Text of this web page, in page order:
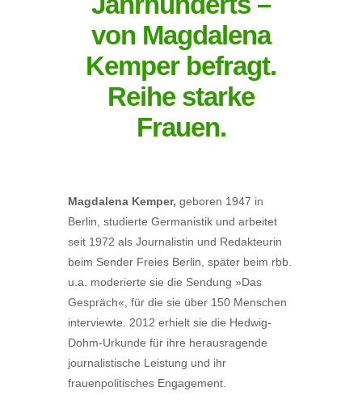
von Magdalena
Kemper befragt.
Reihe starke
Frauen.
Magdalena Kemper, geboren 1947 in
Berlin, studierte Germanistik und arbeitet
seit 1972 als Journalistin und Redakteurin
beim Sender Freies Berlin, später beim rbb.
u.a. moderierte sie die Sendung »Das
Gespräch«, für die sie über 150 Menschen
interviewte. 2012 erhielt sie die Hedwig-
Dohm-Urkunde für ihre herausragende
journalistische Leistung und ihr
frauenpolitisches Engagement.